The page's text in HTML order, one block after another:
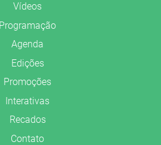
Vídeos
Programação
Agenda
Edições
Promoções
Interativas
Recados
Contato